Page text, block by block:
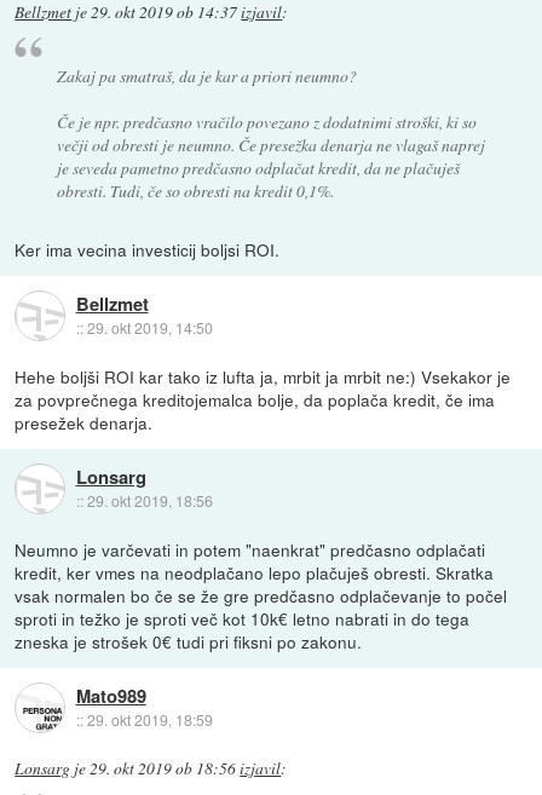
Bellzmet je29. okt 2019 ob 14:37izjavil:
Zakaj pa smatraš, da je kar a priori neumno?
Če je npr. predčasno vračilo povezano z dodatnimi stroški, ki so
večji od obresti je neumno. Če presežka denarja ne vlagaš naprej
je seveda pametno predčasno odplačat kredit, da ne plačuješ
obresti. Tudi, če so obresti na kredit 0,1%.
Ker ima vecina investicij boljsi ROI.
Bellzmet
::29. okt 2019, 14:50
Hehe boljši ROI kar tako iz lufta ja, mrbit ja mrbit ne:) Vsekakor je
za povprečnega kreditojemalca bolje, da poplača kredit, če ima
presežek denarja.
Lonsarg
::29. okt 2019, 18:56
Neumno je varčevati in potem "naenkrat" predčasno odplačati
kredit, ker vmes na neodplačano lepo plačuješ obresti. Skratka
vsak normalen bo če se že gre predčasno odplačevanje to počel
sproti in težko je sproti več kot 10k€ letno nabrati in do tega
zneska je strošek 0€ tudi pri fiksni po zakonu.
Mato989
::29. okt 2019, 18:59
Lonsarg je29. okt 2019 ob 18:56izjavil: